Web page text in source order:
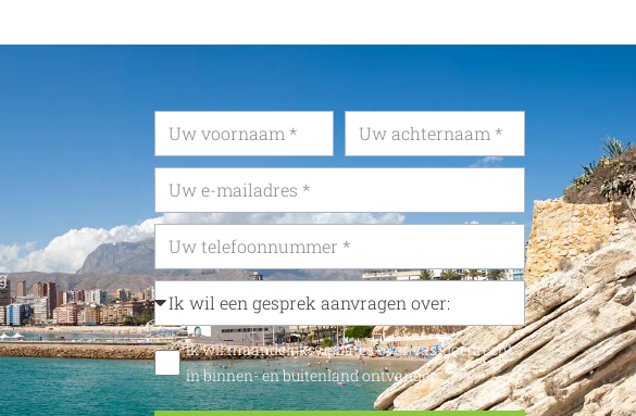
Ik wil maandelijks updates over vastgoedrecht
in binnen- en buitenland ontvangen